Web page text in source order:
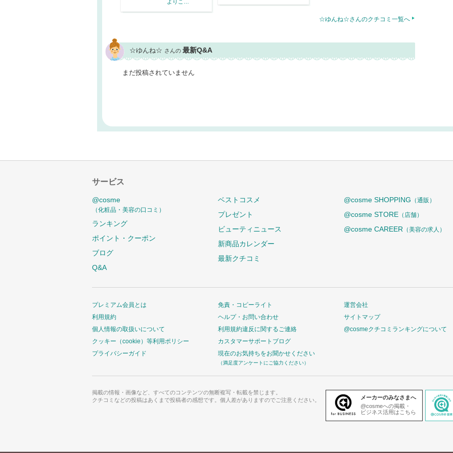
よりこ…
☆ゆんね☆さんのクチコミ一覧へ
☆ゆんね☆ さんの 最新Q&A
まだ投稿されていません
サービス
@cosme
（化粧品・美容の口コミ）
ランキング
ポイント・クーポン
ブログ
Q&A
ベストコスメ
プレゼント
ビューティニュース
新商品カレンダー
最新クチコミ
@cosme SHOPPING （通販）
@cosme STORE （店舗）
@cosme CAREER （美容の求人）
プレミアム会員とは
利用規約
個人情報の取扱いについて
クッキー（cookie）等利用ポリシー
プライバシーガイド
免責・コピーライト
ヘルプ・お問い合わせ
利用規約違反に関するご連絡
カスタマーサポートブログ
現在のお気持ちをお聞かせください
（満足度アンケートにご協力ください）
運営会社
サイトマップ
@cosmeクチコミランキングについて
掲載の情報・画像など、すべてのコンテンツの無断複写・転載を禁じます。
クチコミなどの投稿はあくまで投稿者の感想です。個人差がありますのでご注意ください。
メーカーのみなさまへ
@cosmeへの掲載・
ビジネス活用はこちら